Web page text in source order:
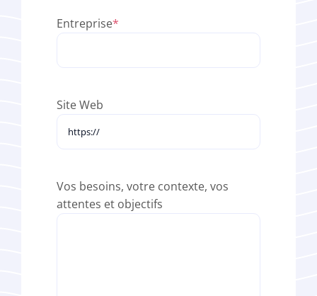
Entreprise*
Site Web
Vos besoins, votre contexte, vos
attentes et objectifs